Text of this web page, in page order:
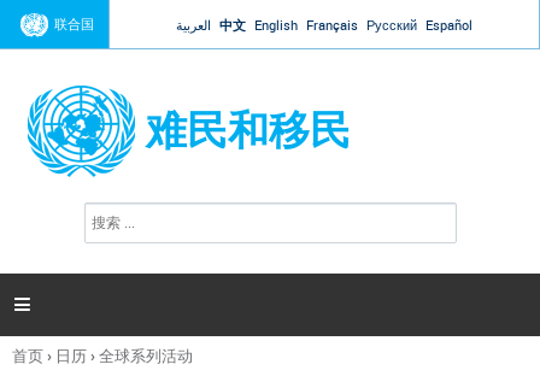
Jump to navigation
联合国 العربية 中文 English Français Русский Español
难民和移民
搜
索

你
首页› 日历›全球系列活动